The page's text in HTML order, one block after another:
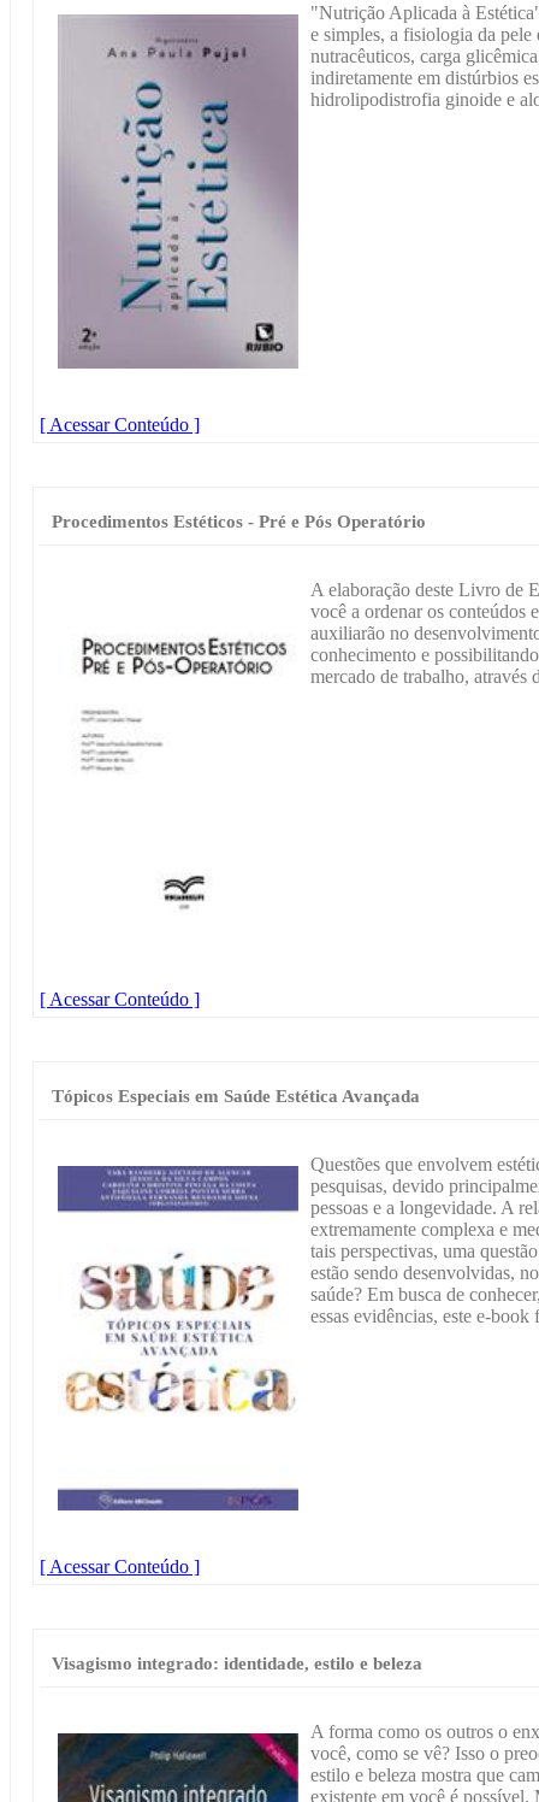
"Nutrição Aplicada à
e simples, a fisiologia da pele
nutracêuticos, carga
indiretamente em distúrbios
hidrolipodistrofia ginoide e
[ Acessar Conteúdo ]
Procedimentos Estéticos - Pré e Pós Operatório
A elaboração deste Livro de
você a ordenar os conteúdos
auxiliarão no
conhecimento e
mercado de trabalho, através
[ Acessar Conteúdo ]
Tópicos Especiais em Saúde Estética Avançada
Questões que envolvem
pesquisas, devido
pessoas e a longevidade. A
extremamente complexa e
tais perspectivas, uma
estão sendo desenvolvidas,
saúde? Em busca de
essas evidências, este e-book
[ Acessar Conteúdo ]
Visagismo integrado: identidade, estilo e beleza
A forma como os outros o
você, como se vê? Isso o
estilo e beleza mostra que
existente em você é possível.